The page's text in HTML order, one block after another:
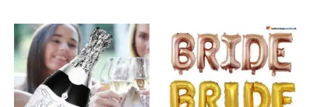
Dieses
Produkt
weist